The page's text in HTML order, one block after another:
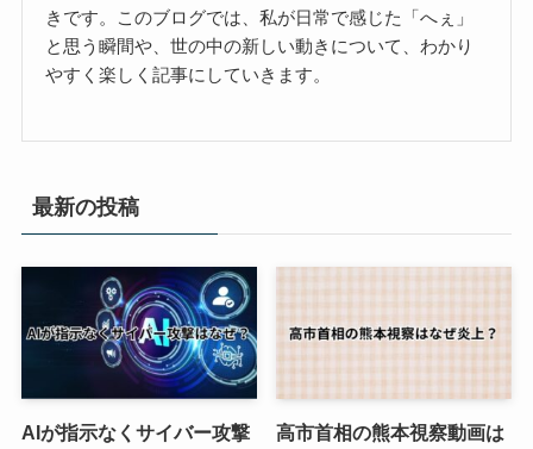
きです。このブログでは、私が日常で感じた「へぇ」
と思う瞬間や、世の中の新しい動きについて、わかり
やすく楽しく記事にしていきます。
最新の投稿
AIが指示なくサイバー攻撃 高市首相の熊本視察動画は